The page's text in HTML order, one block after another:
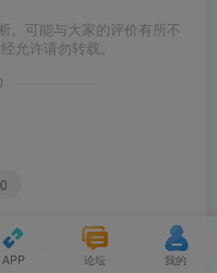
。可能与大家的评价有所不
允许请勿转载。
支持一下吧
APP 论坛 我的